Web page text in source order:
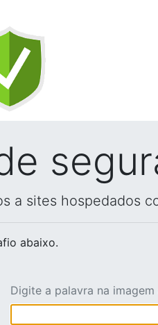
a sites hospedados
abaixo.
Digite a palavra na